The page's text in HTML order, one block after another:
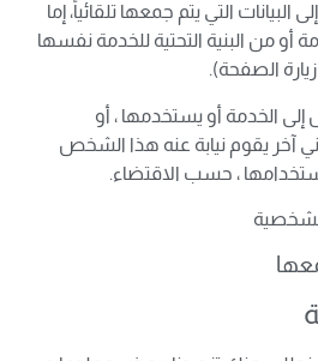
البيانات التي يتم جمعها تلقائياً، إما
أو من البنية التحتية للخدمة نفسها
الصفحة).
إلى الخدمة أو يستخدمها ، أو
آخر يقوم نيابة عنه هذا الشخص
، حسب الاقتضاء.